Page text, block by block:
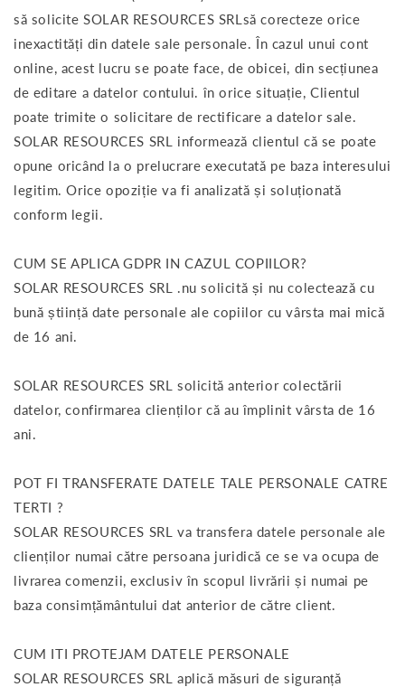
să solicite SOLAR RESOURCES SRLsă corecteze orice
inexactități din datele sale personale. În cazul unui cont
online, acest lucru se poate face, de obicei, din secțiunea
de editare a datelor contului. în orice situație, Clientul
poate trimite o solicitare de rectificare a datelor sale.
SOLAR RESOURCES SRL informează clientul că se poate
opune oricând la o prelucrare executată pe baza interesului
legitim. Orice opoziție va fi analizată și soluționată
conform legii.
CUM SE APLICA GDPR IN CAZUL COPIILOR?
SOLAR RESOURCES SRL .nu solicită și nu colectează cu
bună știință date personale ale copiilor cu vârsta mai mică
de 16 ani.
SOLAR RESOURCES SRL solicită anterior colectării
datelor, confirmarea clienților că au împlinit vârsta de 16
ani.
POT FI TRANSFERATE DATELE TALE PERSONALE CATRE
TERTI ?
SOLAR RESOURCES SRL va transfera datele personale ale
clienților numai către persoana juridică ce se va ocupa de
livrarea comenzii, exclusiv în scopul livrării și numai pe
baza consimțământului dat anterior de către client.
CUM ITI PROTEJAM DATELE PERSONALE
SOLAR RESOURCES SRL aplică măsuri de siguranță